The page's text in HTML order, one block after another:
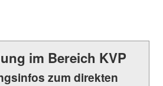
im Bereich KVP
zum direkten